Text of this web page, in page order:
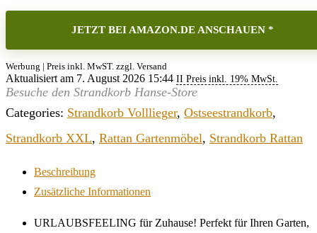
JETZT BEI AMAZON.DE ANSCHAUEN *
Werbung | Preis inkl. MwST. zzgl. Versand
Aktualisiert am 7. August 2026 15:44 II Preis inkl. 19% MwSt.
Besuche den Strandkorb Hanse-Store
Categories: Strandkorb Volllieger, Ostseestrandkorb,
Strandkorb XXL, Rattan Gartenmöbel, Strandkorb Rattan
Beschreibung
Zusätzliche Informationen
URLAUBSFEELING für Zuhause! Perfekt für Ihren Garten,